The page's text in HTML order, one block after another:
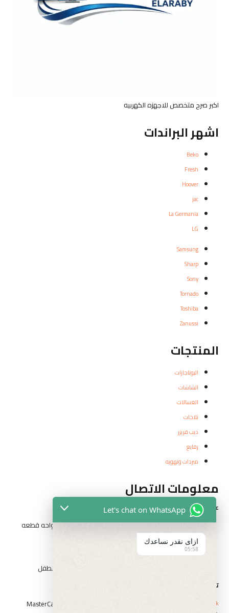
اكبر صرح متخصص للاجهزه الكهربيه
اشهر البراندات
Beko
Fresh
Hoover
jac
La Germania
LG
Samsung
Sharp
Sony
Tornado
Toshiba
Zanussi
المنتجات
البوتاجازات
الشاشات
الغسالات
ثلاجات
ديب فريزر
رفايع
مبردات وتهويه
معلومات الاتصال
عناوين الفروع
المقطم الهضبه الوسطي الحي التاني شارع مدرسه الواحه قطعه
رقم ٣٢٦٢
١٤ شارع السيد الببلاوي ارض شريف عابدين
تواصل مع الفارس
Facebook
Let's chat on WhatsApp
ازاى نقدر نساعدك
05:58